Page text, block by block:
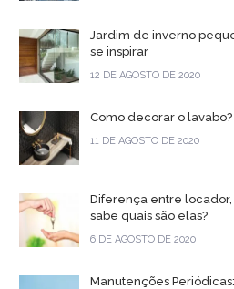
Jardim de inverno
se inspirar
12 DE AGOSTO DE 2020
Como decorar o lavabo?
11 DE AGOSTO DE 2020
Diferença entre
sabe quais são elas?
6 DE AGOSTO DE 2020
Manutenções